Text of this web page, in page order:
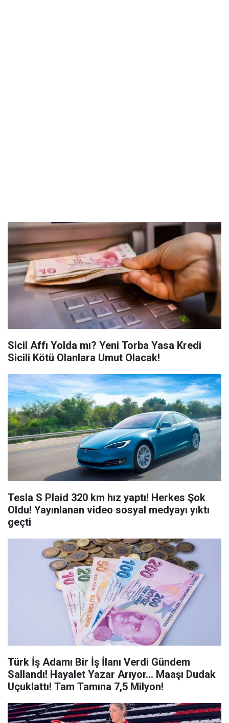
Sicil Affı Yolda mı? Yeni Torba Yasa Kredi
Sicili Kötü Olanlara Umut Olacak!
Tesla S Plaid 320 km hız yaptı! Herkes Şok
Oldu! Yayınlanan video sosyal medyayı yıktı
geçti
Türk İş Adamı Bir İş İlanı Verdi Gündem
Sallandı! Hayalet Yazar Arıyor... Maaşı Dudak
Uçuklattı! Tam Tamına 7,5 Milyon!